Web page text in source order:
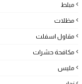
مبلط
مظلات
مقاول اسفلت
مكافحة حشرات
مليس